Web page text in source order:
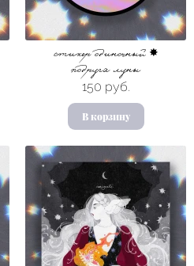
стикер одиночный ✸
подруга луны
150 руб.
В корзину